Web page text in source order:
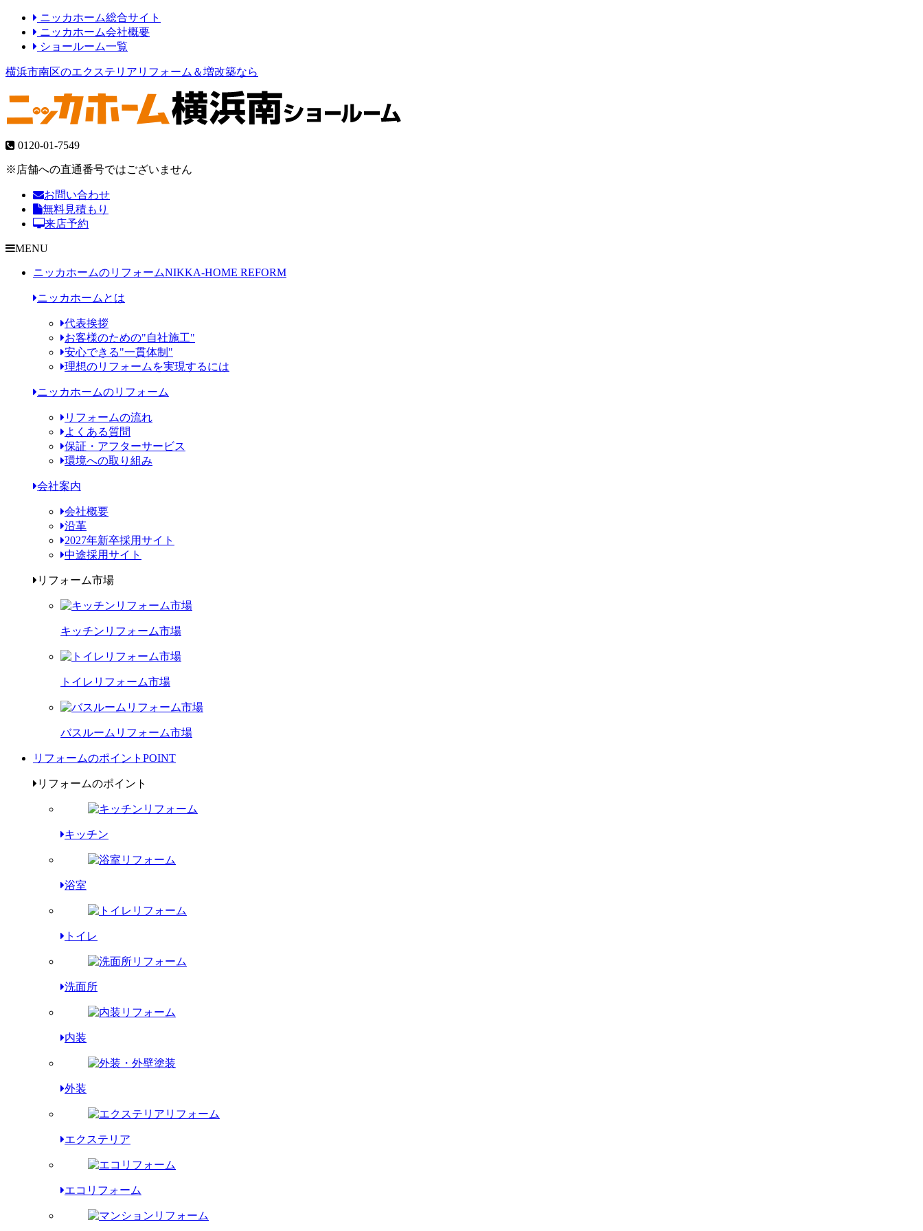
ニッカホーム総合サイト
ニッカホーム会社概要
ショールーム一覧
横浜市南区のエクステリアリフォーム＆増改築なら
0120-01-7549
※店舗への直通番号ではございません
お問い合わせ
無料見積もり
来店予約
MENU
ニッカホームのリフォームNIKKA-HOME REFORM
ニッカホームとは
代表挨拶
お客様のための"自社施工"
安心できる"一貫体制"
理想のリフォームを実現するには
ニッカホームのリフォーム
リフォームの流れ
よくある質問
保証・アフターサービス
環境への取り組み
会社案内
会社概要
沿革
2027年新卒採用サイト
中途採用サイト
リフォーム市場
キッチンリフォーム市場
トイレリフォーム市場
バスルームリフォーム市場
リフォームのポイント POINT
リフォームのポイント
キッチン
浴室
トイレ
洗面所
内装
外装
エクステリア
エコリフォーム